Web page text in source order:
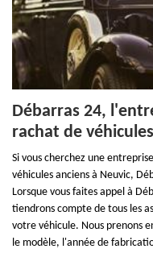
Débarras 24,
rachat de
Si vous cherchez une
véhicules anciens à Neuvic,
Lorsque vous faites appel à
tiendrons compte de tous les
votre véhicule. Nous prenons
le modèle, l'année de